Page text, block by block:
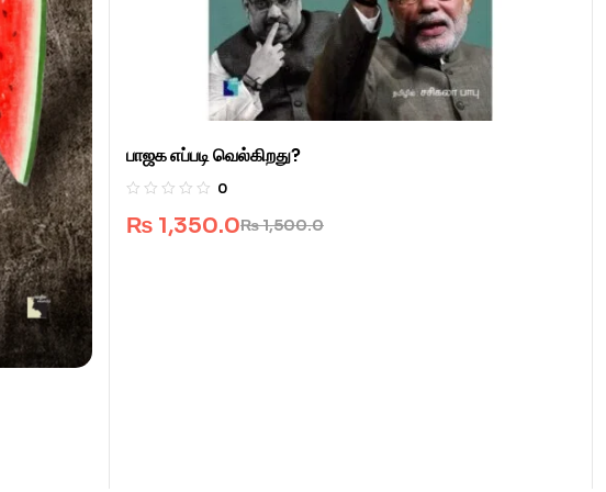
பாஜக எப்படி வெல்கிறது?
0
₨1,500.0
₨ 1,350.0